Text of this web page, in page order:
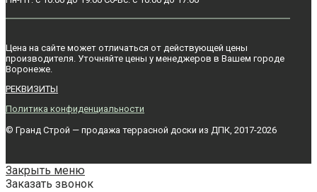
Цена на сайте может отличаться от действующей цены
производителя. Уточняйте цены у менеджеров в Вашем городе
Воронежe.
РЕКВИЗИТЫ
Политика конфиденциальности
© Гранд Строй — продажа террасной доски из ДПК, 2017-2026
Закрыть меню
Заказать звонок